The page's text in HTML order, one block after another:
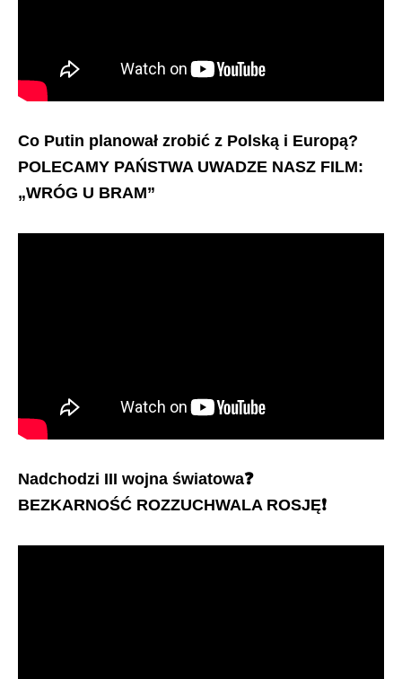
Co Putin planował zrobić z Polską i Europą?
POLECAMY PAŃSTWA UWADZE NASZ FILM:
„WRÓG U BRAM”
Nadchodzi III wojna światowa❓
BEZKARNOŚĆ ROZZUCHWALA ROSJĘ❗️